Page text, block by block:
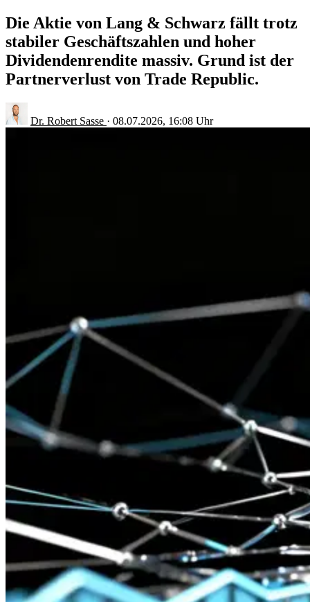
Die Aktie von Lang & Schwarz fällt trotz
stabiler Geschäftszahlen und hoher
Dividendenrendite massiv. Grund ist der
Partnerverlust von Trade Republic.
Dr. Robert Sasse · 08.07.2026, 16:08 Uhr